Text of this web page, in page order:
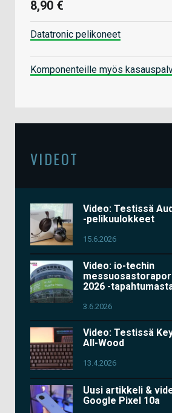
8,90 €
Datatronic pelikoneet
Komponenteille myös
VIDEOT
Video: Testissä
-pelikuulokkeet
15.6.2026
Video: io-techin
2026 -
3.6.2026
Video: Testissä
All-Wood
13.4.2026
Uusi artikkeli &
Google Pixel 10a